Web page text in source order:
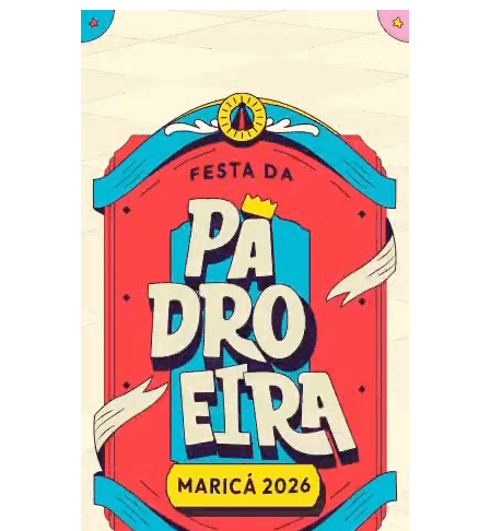
verde e branco:
– Estou muito feliz em estar aqui no Império Serrano, a
primeira escola que eu desfilei na vida, ainda quando era
uma criança. Estou tendo a oportunidade de defender
essa bandeira com muito orgulho e amor – afirma o
mestre-sala. Eliza Xavier completa:
– Agradeço a diretoria pela confiança. Vamos trabalhar
forte para que seja um belo desfile em 2024. Animação e
dedicação jamais irão faltar para a gente – completa a
nova porta-bandeira imperiana, que é também é
professora de dança de salão ao lado de Anderson.
No próximo ano, o Reizinho de Madureira vai desfilar na
Série Ouro. Até o momento, a escola renovou com o
carnavalesco Alex de Souza e com o mestre de bateria
Vitinho, promoveu Tem Tem Jr para intérprete oficial e
acertou a contratação do novo casal de mestre-sala e
porta-bandeira.